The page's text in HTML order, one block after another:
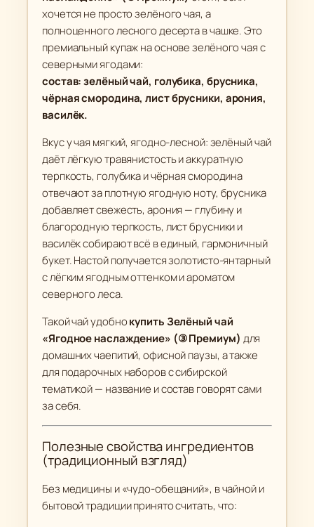
хочется не просто зелёного чая, а
полноценного лесного десерта в чашке. Это
премиальный купаж на основе зелёного чая с
северными ягодами:
состав: зелёный чай, голубика, брусника,
чёрная смородина, лист брусники, арония,
василёк.
Вкус у чая мягкий, ягодно-лесной: зелёный чай
даёт лёгкую травянистость и аккуратную
терпкость, голубика и чёрная смородина
отвечают за плотную ягодную ноту, брусника
добавляет свежесть, арония — глубину и
благородную терпкость, лист брусники и
василёк собирают всё в единый, гармоничный
букет. Настой получается золотисто-янтарный
с лёгким ягодным оттенком и ароматом
северного леса.
Такой чай удобнокупить Зелёный чай
«Ягодное наслаждение» (③ Премиум) для
домашних чаепитий, офисной паузы, а также
для подарочных наборов с сибирской
тематикой — название и состав говорят сами
за себя.
Полезные свойства ингредиентов
(традиционный взгляд)
Без медицины и «чудо-обещаний», в чайной и
бытовой традиции принято считать, что: